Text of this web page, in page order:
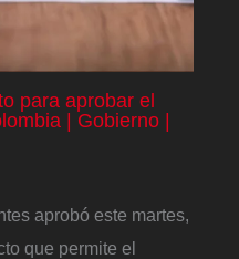
para aprobar el
| Gobierno |
aprobó este martes,
que permite el